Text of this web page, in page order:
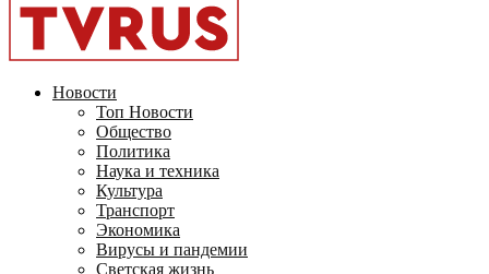
Новости
Топ Новости
Общество
Политика
Наука и техника
Культура
Транспорт
Экономика
Вирусы и пандемии
Светская жизнь